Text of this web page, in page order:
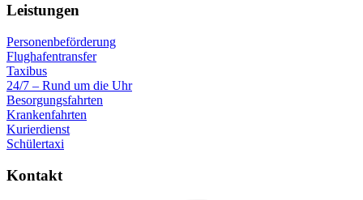
Leistungen
Personenbeförderung
Flughafentransfer
Taxibus
24/7 – Rund um die Uhr
Besorgungsfahrten
Krankenfahrten
Kurierdienst
Schülertaxi
Kontakt